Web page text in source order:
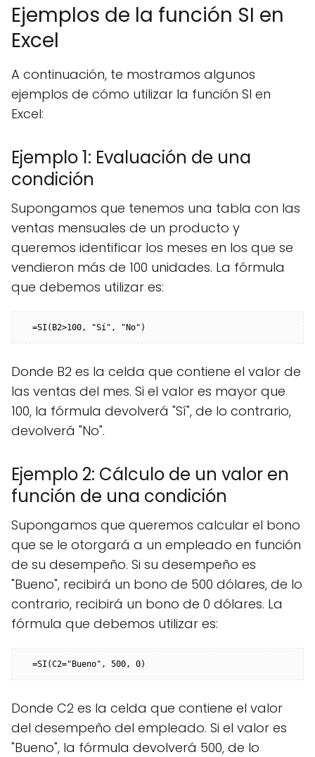
Ejemplos de la función SI en
Excel
A continuación, te mostramos algunos
ejemplos de cómo utilizar la función SI en
Excel:
Ejemplo 1: Evaluación de una
condición
Supongamos que tenemos una tabla con las
ventas mensuales de un producto y
queremos identificar los meses en los que se
vendieron más de 100 unidades. La fórmula
que debemos utilizar es:
Donde B2 es la celda que contiene el valor de
las ventas del mes. Si el valor es mayor que
100, la fórmula devolverá "Sí", de lo contrario,
devolverá "No".
Ejemplo 2: Cálculo de un valor en
función de una condición
Supongamos que queremos calcular el bono
que se le otorgará a un empleado en función
de su desempeño. Si su desempeño es
"Bueno", recibirá un bono de 500 dólares, de lo
contrario, recibirá un bono de 0 dólares. La
fórmula que debemos utilizar es:
Donde C2 es la celda que contiene el valor
del desempeño del empleado. Si el valor es
"Bueno", la fórmula devolverá 500, de lo